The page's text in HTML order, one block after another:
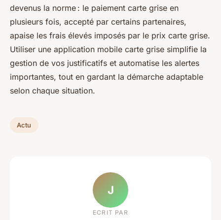
devenus la norme : le paiement carte grise en
plusieurs fois, accepté par certains partenaires,
apaise les frais élevés imposés par le prix carte grise.
Utiliser une application mobile carte grise simplifie la
gestion de vos justificatifs et automatise les alertes
importantes, tout en gardant la démarche adaptable
selon chaque situation.
Actu
J
ECRIT PAR